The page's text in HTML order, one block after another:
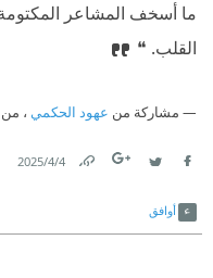
ما أسخف المشاعر
القلب. ❝
مشاركة من عهود الحكمي ،
4‏/4‏/2025
أوافق